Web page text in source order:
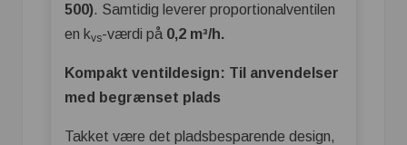
500). Samtidig leverer proportionalventilen
en kvs-værdi på 0,2 m³/h.
Kompakt ventildesign: Til anvendelser
med begrænset plads
Takket være det pladsbesparende design,